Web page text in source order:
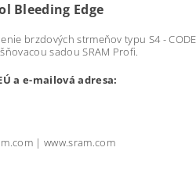
Bleeding Edge
brzdových strmeňov typu S4 -
sadou SRAM Profi.
a e-mailová adresa:
| www.sram.com